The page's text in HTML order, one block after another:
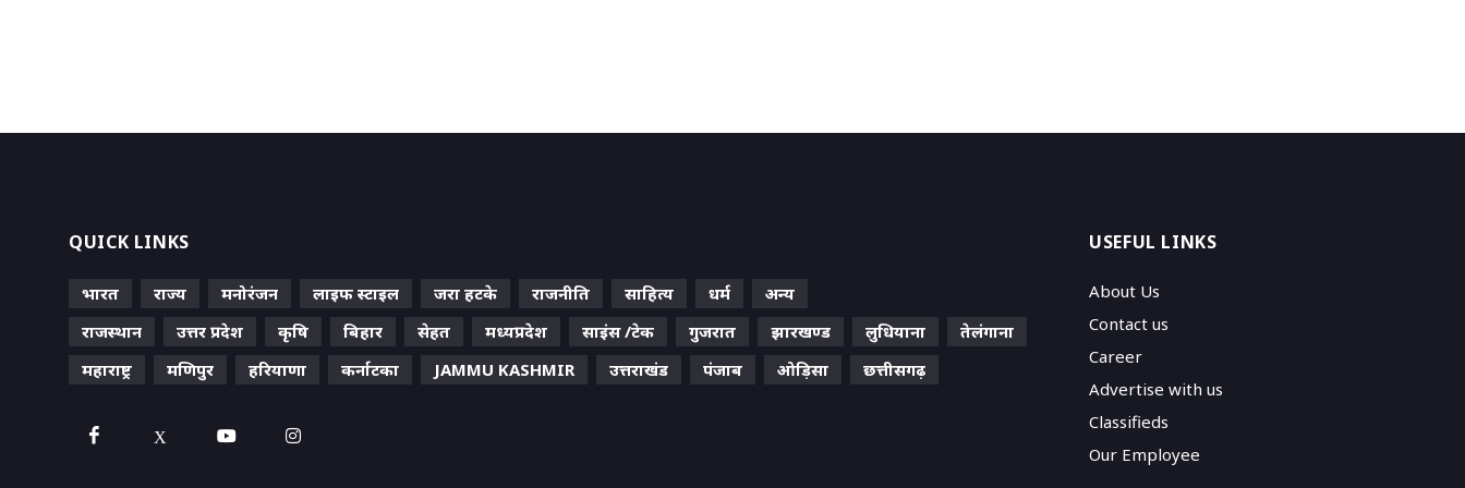
QUICK LINKS
भारत राज्य मनोरंजन लाइफ स्‍टाइल जरा हटके राजनीति साहित्य धर्म
अन्य
राजस्थान
उत्तर प्रदेश कृषि बिहार सेहत मध्यप्रदेश साइंस /टेक गुजरात झारखण्ड लुधियाना
तेलंगाना
महाराष्ट्र
मणिपुर हरियाणा कर्नाटका JAMMU KASHMIR उत्तराखंड पंजाब ओड़िसा छत्तीसगढ़
X
USEFUL LINKS
About Us
Contact us
Career
Advertise with us
Classifieds
Our Employee